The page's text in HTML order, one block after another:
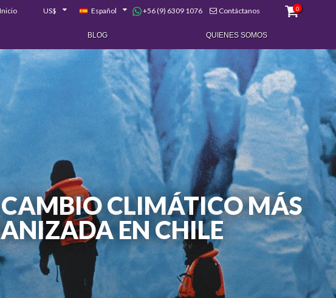
Inicio US$ Español +56 (9) 6309 1076 Contáctanos 0
BLOG QUIENES SOMOS
CAMBIO CLIMÁTICO MÁS
EN CHILE